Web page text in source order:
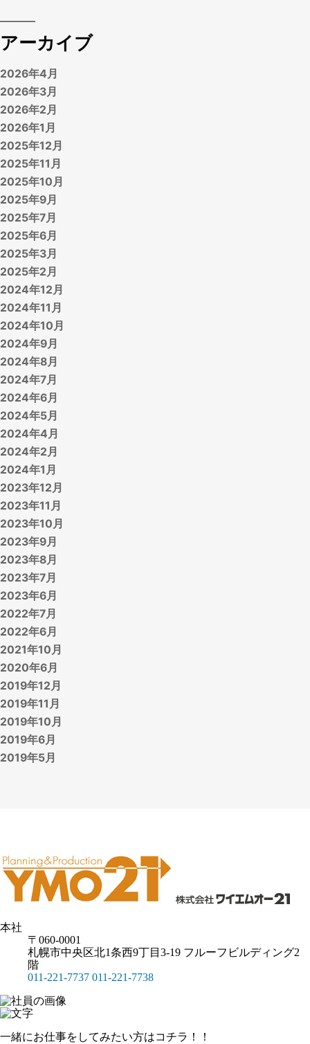
アーカイブ
2026年4月
2026年3月
2026年2月
2026年1月
2025年12月
2025年11月
2025年10月
2025年9月
2025年7月
2025年6月
2025年3月
2025年2月
2024年12月
2024年11月
2024年10月
2024年9月
2024年8月
2024年7月
2024年6月
2024年5月
2024年4月
2024年2月
2024年1月
2023年12月
2023年11月
2023年10月
2023年9月
2023年8月
2023年7月
2023年6月
2022年7月
2022年6月
2021年10月
2020年6月
2019年12月
2019年11月
2019年10月
2019年6月
2019年5月
本社
〒060-0001
札幌市中央区北1条西9丁目3-19 フルーフビルディング2
階
011-221-7737 011-221-7738
一緒にお仕事をしてみたい方はコチラ！！